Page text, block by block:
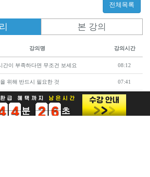
전체목록
본 강의
강의명 강의시간
간이 부족하다면 무조건 보세요 08:12
위해 반드시 필요한 것 07:41
도 높이는 단어 암기법 06:14
독해가 느린 이유(ft 잘못 배운 영문법) 05:22
0
0
1
1
2
2
3
3
4
4
5
5
6
6
7
7
8
8
9
9 0
0
1
1
2
2
3
3
4
4
5
5 0
0
1
1
2
2
3
3
4
4
5
5
6
6
7
7
8
8
9
9